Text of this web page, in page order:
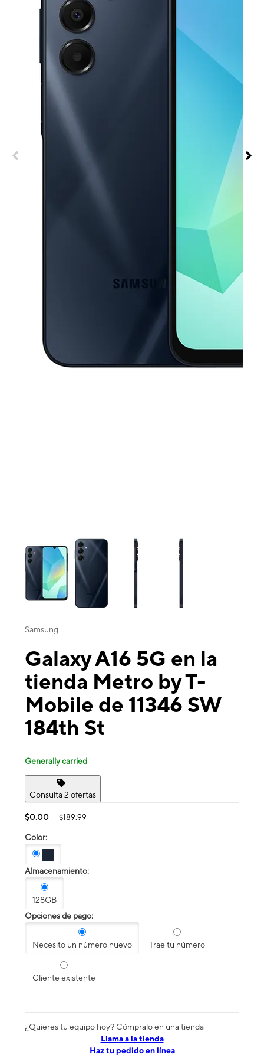
This carousel contains a column of small thumbnails. Selecting a
Samsung
Galaxy A16 5G en la
tienda Metro by T-
Mobile de 11346 SW
184th St
Generally carried
Consulta 2 ofertas
$0.00 $189.99
Color:
Almacenamiento:
128GB
Opciones de pago:
Necesito un número nuevo Trae tu número
Cliente existente
¿Quieres tu equipo hoy? Cómpralo en una tienda
​​​​​​​Llama a la tienda
Haz tu pedido en línea